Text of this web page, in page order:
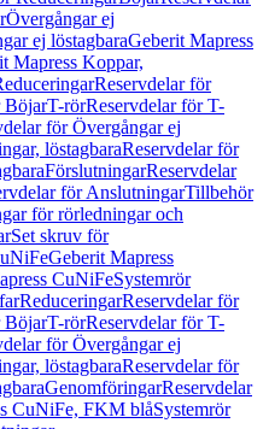
Övergångar ej
ej löstagbaraGeberit Mapress
Mapress Koppar,
Reservdelar för
BöjarT-rörReservdelar för T-
för Övergångar ej
löstagbaraReservdelar för
FörslutningarReservdelar
för AnslutningarTillbehör
för rörledningar och
Set skruv för
Geberit Mapress
CuNiFeSystemrör
ReduceringarReservdelar för
BöjarT-rörReservdelar för T-
för Övergångar ej
löstagbaraReservdelar för
GenomföringarReservdelar
CuNiFe, FKM blåSystemrör